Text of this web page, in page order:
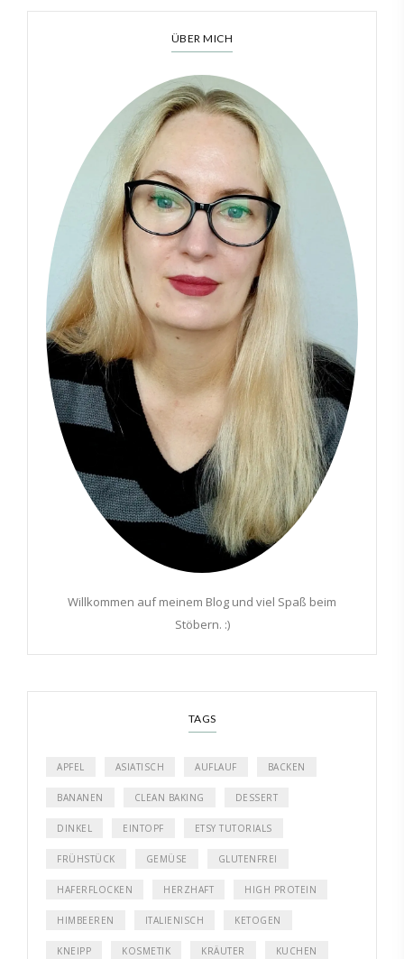
ÜBER MICH
Willkommen auf meinem Blog und viel Spaß beim
Stöbern. :)
TAGS
APFEL ASIATISCH AUFLAUF BACKEN
BANANEN CLEAN BAKING DESSERT
DINKEL EINTOPF ETSY TUTORIALS
FRÜHSTÜCK GEMÜSE GLUTENFREI
HAFERFLOCKEN HERZHAFT HIGH PROTEIN
HIMBEEREN ITALIENISCH KETOGEN
KNEIPP KOSMETIK KRÄUTER KUCHEN